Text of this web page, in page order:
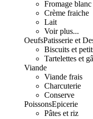
Fromage blanc
Crème fraiche
Lait
Voir plus...
OeufsPatisserie et
Biscuits et
Tartelettes et
Viande
Viande frais
Charcuterie
Conserve
PoissonsEpicerie
Pâtes et riz